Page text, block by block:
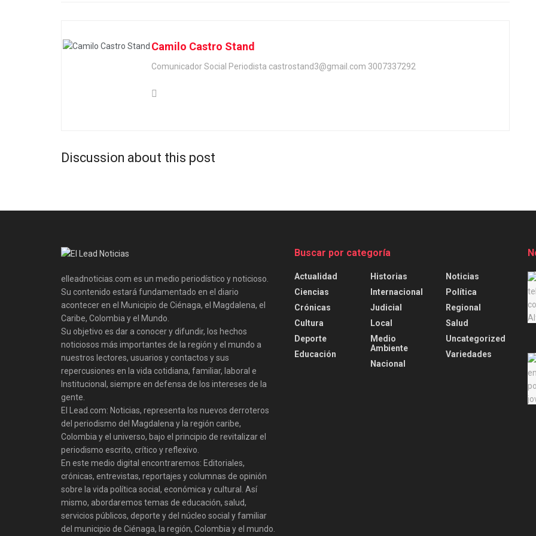
Camilo Castro Stand
Comunicador Social Periodista castrostand3@gmail.com 3007337292
Discussion about this post
elleadnoticias.com es un medio periodístico y noticioso.
Su contenido estará fundamentado en el diario
acontecer en el Municipio de Ciénaga, el Magdalena, el
Caribe, Colombia y el Mundo.
Su objetivo es dar a conocer y difundir, los hechos
noticiosos más importantes de la región y el mundo a
nuestros lectores, usuarios y contactos y sus
repercusiones en la vida cotidiana, familiar, laboral e
Institucional, siempre en defensa de los intereses de la
gente.
El Lead.com: Noticias, representa los nuevos derroteros
del periodismo del Magdalena y la región caribe,
Colombia y el universo, bajo el principio de revitalizar el
periodismo escrito, crítico y reflexivo.
En este medio digital encontraremos: Editoriales,
crónicas, entrevistas, reportajes y columnas de opinión
sobre la vida política social, económica y cultural. Así
mismo, abordaremos temas de educación, salud,
servicios públicos, deporte y del núcleo social y familiar
del municipio de Ciénaga, la región, Colombia y el mundo.
Buscar por categoría
Actualidad
Ciencias
Crónicas
Cultura
Deporte
Educación
Historias
Internacional
Judicial
Local
Medio
Ambiente
Nacional
Noticias
Política
Regional
Salud
Uncategorized
Variedades